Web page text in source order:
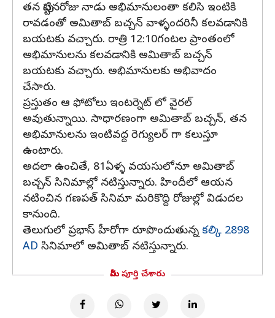
తన పుట్టినరోజు నాడు అభిమానులంతా కలిసి ఇంటికి
రావడంతో అమితాబ్ బచ్చన్ వాళ్ళందరినీ కలవడానికి
బయటకు వచ్చారు. రాత్రి 12:10గంటల ప్రాంతంలో
అభిమానులను కలవడానికి అమితాబ్ బచ్చన్
బయటకు వచ్చారు. అభిమానులకు అభివాదం
చేసారు.
ప్రస్తుతం ఆ ఫోటోలు ఇంటర్నెట్ లో వైరల్
అవుతున్నాయి. సాధారణంగా అమితాబ్ బచ్చన్, తన
అభిమానులను ఇంటివద్ద రెగ్యులర్ గా కలుస్తూ
ఉంటారు.
అదలా ఉంచితే, 81ఏళ్ళ వయసులోనూ అమితాబ్
బచ్చన్ సినిమాల్లో నటిస్తున్నారు. హిందీలో ఆయన
నటించిన గణపత్ సినిమా మరికొద్ది రోజుల్లో విడుదల
కానుంది.
తెలుగులో ప్రభాస్ హీరోగా రూపొందుతున్న కల్కి 2898
AD సినిమాలో అమితాబ్ నటిస్తున్నారు.
మీరు పూర్తి చేశారు